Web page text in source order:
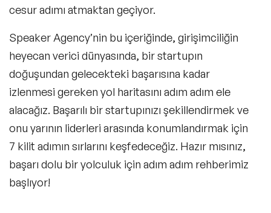
cesur adımı atmaktan geçiyor.
Speaker Agency’nin bu içeriğinde, girişimciliğin
heyecan verici dünyasında, bir startupın
doğuşundan gelecekteki başarısına kadar
izlenmesi gereken yol haritasını adım adım ele
alacağız. Başarılı bir startupınızı şekillendirmek ve
onu yarının liderleri arasında konumlandırmak için
7 kilit adımın sırlarını keşfedeceğiz. Hazır mısınız,
başarı dolu bir yolculuk için adım adım rehberimiz
başlıyor!